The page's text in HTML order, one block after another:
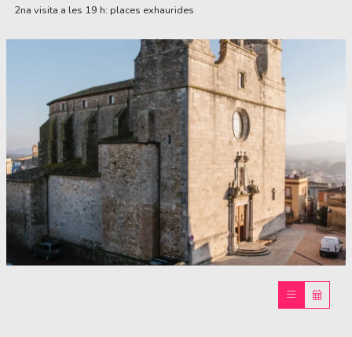
2na visita a les 19 h: places exhaurides